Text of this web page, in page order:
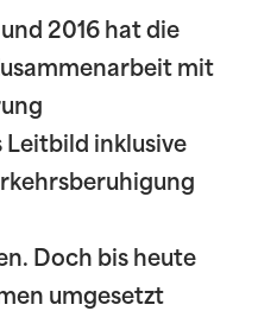
2016 hat die
mit
Leitbild inklusive
Doch bis heute
umgesetzt